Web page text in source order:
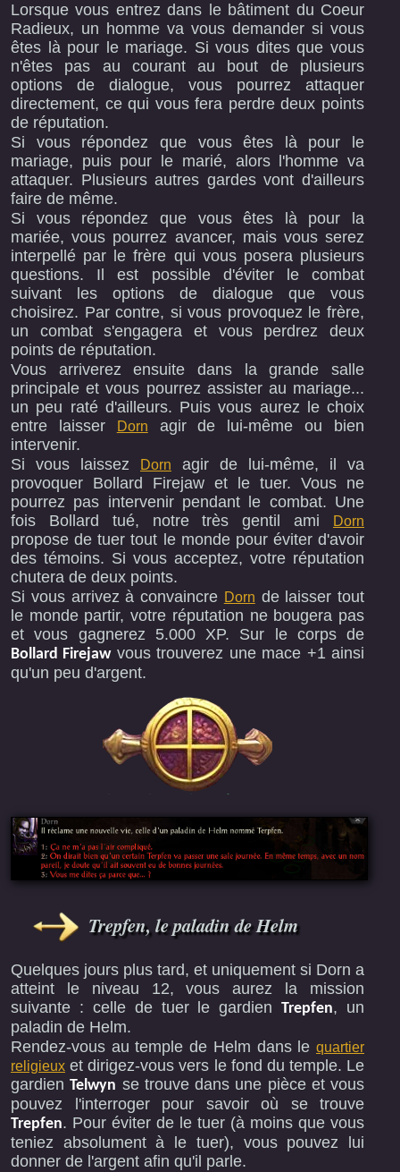
Lorsque vous entrez dans le bâtiment du Coeur
Radieux, un homme va vous demander si vous
êtes là pour le mariage. Si vous dites que vous
n'êtes pas au courant au bout de plusieurs
options de dialogue, vous pourrez attaquer
directement, ce qui vous fera perdre deux points
de réputation.
Si vous répondez que vous êtes là pour le
mariage, puis pour le marié, alors l'homme va
attaquer. Plusieurs autres gardes vont d'ailleurs
faire de même.
Si vous répondez que vous êtes là pour la
mariée, vous pourrez avancer, mais vous serez
interpellé par le frère qui vous posera plusieurs
questions. Il est possible d'éviter le combat
suivant les options de dialogue que vous
choisirez. Par contre, si vous provoquez le frère,
un combat s'engagera et vous perdrez deux
points de réputation.
Vous arriverez ensuite dans la grande salle
principale et vous pourrez assister au mariage...
un peu raté d'ailleurs. Puis vous aurez le choix
entre laisser
Dorn
agir de lui-même ou bien
intervenir.
Si vous laissez
Dorn
agir de lui-même, il va
provoquer Bollard Firejaw et le tuer. Vous ne
pourrez pas intervenir pendant le combat. Une
fois Bollard tué, notre très gentil ami
Dorn
propose de tuer tout le monde pour éviter d'avoir
des témoins. Si vous acceptez, votre réputation
chutera de deux points.
Si vous arrivez à convaincre Dorn de laisser tout
le monde partir, votre réputation ne bougera pas
et vous gagnerez 5.000 XP. Sur le corps de
Bollard Firejawvous trouverez une mace +1 ainsi
qu'un peu d'argent.
Trepfen, le paladin de Helm
Quelques jours plus tard, et uniquement si Dorn a
atteint le niveau 12, vous aurez la mission
suivante : celle de tuer le gardienTrepfen, un
paladin de Helm.
Rendez-vous au temple de Helm dans le quartier
religieux et dirigez-vous vers le fond du temple. Le
gardienTelwyn se trouve dans une pièce et vous
pouvez l'interroger pour savoir où se trouve
Trepfen. Pour éviter de le tuer (à moins que vous
teniez absolument à le tuer), vous pouvez lui
donner de l'argent afin qu'il parle.